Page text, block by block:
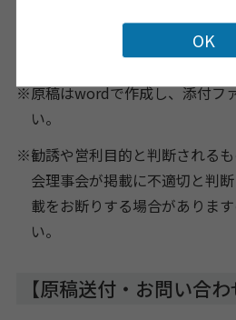
※原稿はwordで作成し、添付フ
い。
※勧誘や営利目的と判断される
会理事会が掲載に不適切と判
載をお断りする場合がありま
い。
【原稿送付・お問い合わ